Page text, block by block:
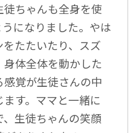
徒ちゃんも全身を使
になりました。やは
たたいたり、スズ
体全体を動かした
覚が生徒さんの中
す。ママと一緒に
生徒ちゃんの笑顔